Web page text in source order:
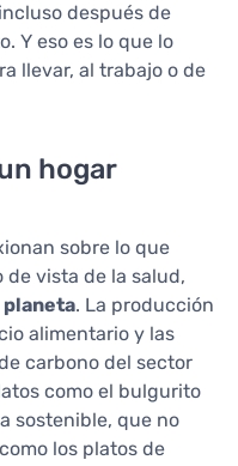
después de
Y eso es lo que lo
llevar, al trabajo o de
hogar
sobre lo que
de vista de la salud,
planeta. La producción
alimentario y las
carbono del sector
como el bulgurito
sostenible, que no
los platos de